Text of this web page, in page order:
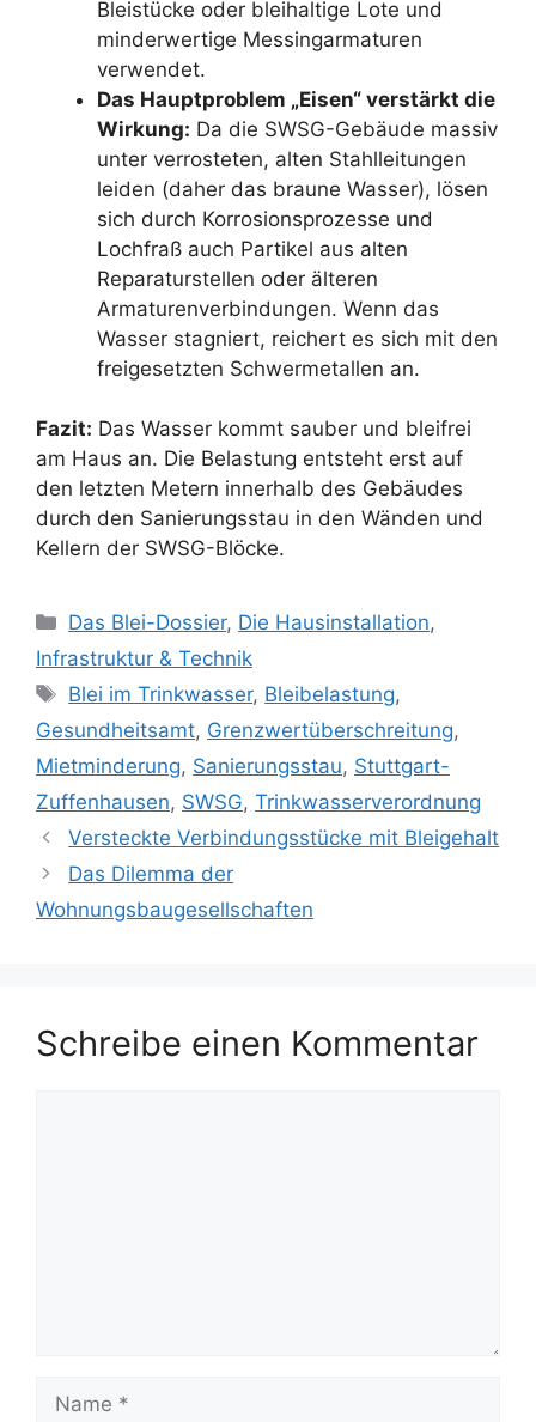
Bleistücke oder bleihaltige Lote und
minderwertige Messingarmaturen
verwendet.
Das Hauptproblem „Eisen“ verstärkt die
Wirkung: Da die SWSG-Gebäude massiv
unter verrosteten, alten Stahlleitungen
leiden (daher das braune Wasser), lösen
sich durch Korrosionsprozesse und
Lochfraß auch Partikel aus alten
Reparaturstellen oder älteren
Armaturenverbindungen. Wenn das
Wasser stagniert, reichert es sich mit den
freigesetzten Schwermetallen an.
Fazit: Das Wasser kommt sauber und bleifrei
am Haus an. Die Belastung entsteht erst auf
den letzten Metern innerhalb des Gebäudes
durch den Sanierungsstau in den Wänden und
Kellern der SWSG-Blöcke.
Kategorien
Das Blei-Dossier, Die Hausinstallation,
Infrastruktur & Technik
Schlagwörter
Blei im Trinkwasser, Bleibelastung,
Gesundheitsamt, Grenzwertüberschreitung,
Mietminderung, Sanierungsstau, Stuttgart-
Zuffenhausen, SWSG, Trinkwasserverordnung
Versteckte Verbindungsstücke mit Bleigehalt
Das Dilemma der
Wohnungsbaugesellschaften
Schreibe einen Kommentar
Name